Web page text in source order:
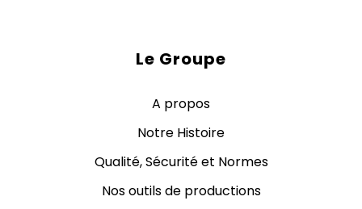
Le Groupe
A propos
Notre Histoire
Qualité, Sécurité et Normes
Nos outils de productions